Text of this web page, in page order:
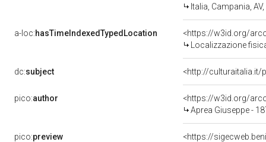
Italia, Campania,
a-loc:hasTimeIndexedTypedLocation
<https://w3id.org/
Localizzazione
dc:subject <http://culturaitalia.it/
pico:author
<https://w3id.org/
Aprea Giuseppe -
pico:preview <https://